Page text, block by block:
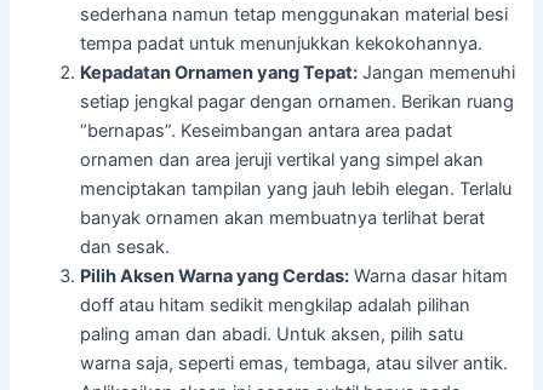
sederhana namun tetap menggunakan material besi
tempa padat untuk menunjukkan kekokohannya.
Kepadatan Ornamen yang Tepat: Jangan memenuhi
setiap jengkal pagar dengan ornamen. Berikan ruang
“bernapas”. Keseimbangan antara area padat
ornamen dan area jeruji vertikal yang simpel akan
menciptakan tampilan yang jauh lebih elegan. Terlalu
banyak ornamen akan membuatnya terlihat berat
dan sesak.
Pilih Aksen Warna yang Cerdas: Warna dasar hitam
doff atau hitam sedikit mengkilap adalah pilihan
paling aman dan abadi. Untuk aksen, pilih satu
warna saja, seperti emas, tembaga, atau silver antik.